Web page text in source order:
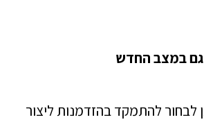
גם במצב החדש
להתמקד בהזדמנות ליצור